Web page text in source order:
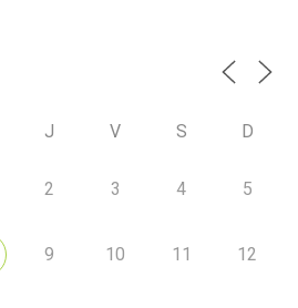
J V S D
2 3 4 5
9 10 11 12